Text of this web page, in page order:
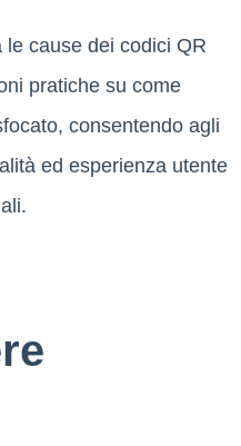
cause dei codici QR
pratiche su come
consentendo agli
ed esperienza utente